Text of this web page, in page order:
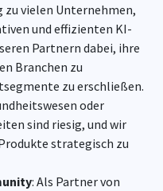
vielen Unternehmen,
und effizienten KI-
Partnern dabei, ihre
Branchen zu
zu erschließen.
oder
sind riesig, und wir
strategisch zu
: Als Partner von